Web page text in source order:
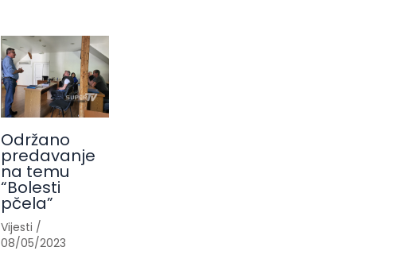
Održano
predavanje
na temu
“Bolesti
pčela”
Vijesti /
08/05/2023